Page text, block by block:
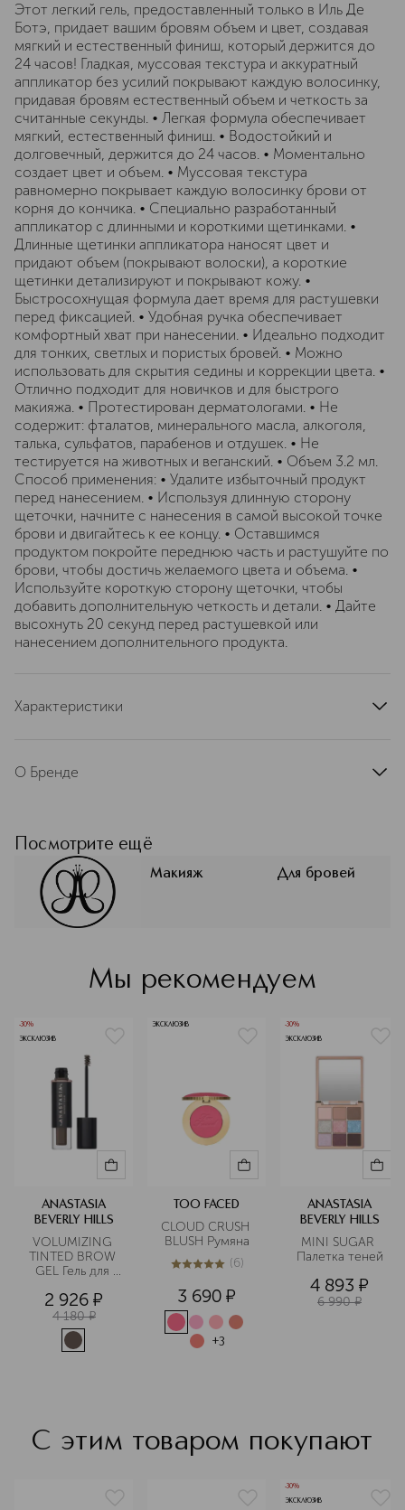
Этот легкий гель, предоставленный только в Иль Де
Ботэ, придает вашим бровям объем и цвет, создавая
мягкий и естественный финиш, который держится до
24 часов! Гладкая, муссовая текстура и аккуратный
аппликатор без усилий покрывают каждую волосинку,
придавая бровям естественный объем и четкость за
считанные секунды. • Легкая формула обеспечивает
мягкий, естественный финиш. • Водостойкий и
долговечный, держится до 24 часов. • Моментально
создает цвет и объем. • Муссовая текстура
равномерно покрывает каждую волосинку брови от
корня до кончика. • Специально разработанный
аппликатор с длинными и короткими щетинками. •
Длинные щетинки аппликатора наносят цвет и
придают объем (покрывают волоски), а короткие
щетинки детализируют и покрывают кожу. •
Быстросохнущая формула дает время для растушевки
перед фиксацией. • Удобная ручка обеспечивает
комфортный хват при нанесении. • Идеально подходит
для тонких, светлых и пористых бровей. • Можно
использовать для скрытия седины и коррекции цвета. •
Отлично подходит для новичков и для быстрого
макияжа. • Протестирован дерматологами. • Не
содержит: фталатов, минерального масла, алкоголя,
талька, сульфатов, парабенов и отдушек. • Не
тестируется на животных и веганский. • Объем 3.2 мл.
Способ применения: • Удалите избыточный продукт
перед нанесением. • Используя длинную сторону
щеточки, начните с нанесения в самой высокой точке
брови и двигайтесь к ее концу. • Оставшимся
продуктом покройте переднюю часть и растушуйте по
брови, чтобы достичь желаемого цвета и объема. •
Используйте короткую сторону щеточки, чтобы
добавить дополнительную четкость и детали. • Дайте
высохнуть 20 секунд перед растушевкой или
нанесением дополнительного продукта.
Характеристики
О Бренде
отрасли — Анастасию Соаре —
творческую силу Анастасии
Беверли-Хиллз. Инновационный
самых известных лицах мира, таких
Дженнер, Джастин и Хейли Бибер,
Виктория Бекхэм и Мишель Обама.
Посмотрите ещё
Макияж Для бровей
Мы рекомендуем
-30%
ЭКСКЛЮЗИВ
ANASTASIA
BEVERLY HILLS
VOLUMIZING
TINTED BROW
GEL Гель для
2 926 ¤
4 180 ¤
ЭКСКЛЮЗИВ
TOO FACED
CLOUD CRUSH
BLUSH Румяна
5из 56 (6)
3 690 ¤
+3
-30%
ЭКСКЛЮЗИВ
ANASTASIA
BEVERLY HILLS
MINI SUGAR
Палетка теней
4 893 ¤
6 990 ¤
С этим товаром покупают
-30%
ЭКСКЛЮЗИВ